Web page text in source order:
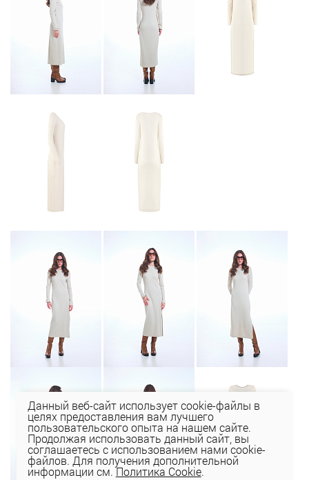
Данный веб-сайт использует cookie-файлы в
целях предоставления вам лучшего
пользовательского опыта на нашем сайте.
Продолжая использовать данный сайт, вы
соглашаетесь с использованием нами cookie-
файлов. Для получения дополнительной
информации см.Политика Cookie.